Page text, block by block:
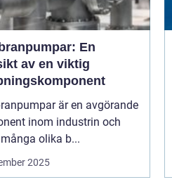
En
av en viktig
är en avgörande
inom industrin och
olika b...
2025